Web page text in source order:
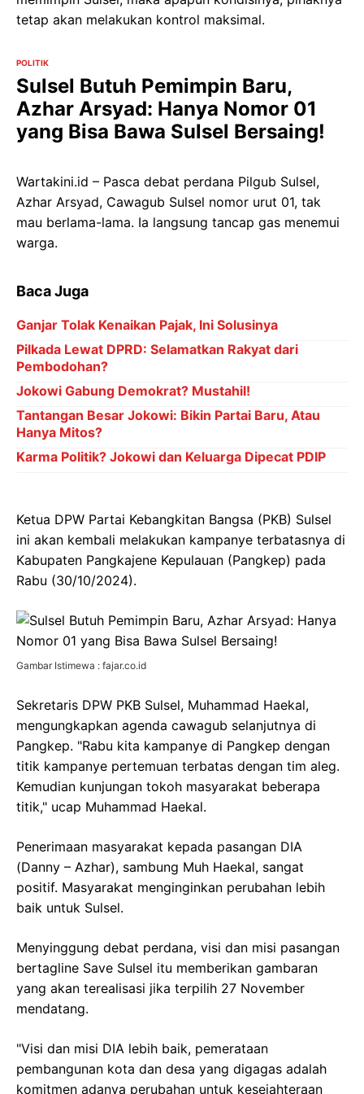
tetap akan melakukan kontrol maksimal.
POLITIK
Sulsel Butuh Pemimpin Baru,
Azhar Arsyad: Hanya Nomor 01
yang Bisa Bawa Sulsel Bersaing!
Wartakini.id – Pasca debat perdana Pilgub Sulsel,
Azhar Arsyad, Cawagub Sulsel nomor urut 01, tak
mau berlama-lama. Ia langsung tancap gas menemui
warga.
Baca Juga
Ganjar Tolak Kenaikan Pajak, Ini Solusinya
Pilkada Lewat DPRD: Selamatkan Rakyat dari
Pembodohan?
Jokowi Gabung Demokrat? Mustahil!
Tantangan Besar Jokowi: Bikin Partai Baru, Atau
Hanya Mitos?
Karma Politik? Jokowi dan Keluarga Dipecat PDIP
Ketua DPW Partai Kebangkitan Bangsa (PKB) Sulsel
ini akan kembali melakukan kampanye terbatasnya di
Kabupaten Pangkajene Kepulauan (Pangkep) pada
Rabu (30/10/2024).
Gambar Istimewa : fajar.co.id
Sekretaris DPW PKB Sulsel, Muhammad Haekal,
mengungkapkan agenda cawagub selanjutnya di
Pangkep. "Rabu kita kampanye di Pangkep dengan
titik kampanye pertemuan terbatas dengan tim aleg.
Kemudian kunjungan tokoh masyarakat beberapa
titik," ucap Muhammad Haekal.
Penerimaan masyarakat kepada pasangan DIA
(Danny – Azhar), sambung Muh Haekal, sangat
positif. Masyarakat menginginkan perubahan lebih
baik untuk Sulsel.
Menyinggung debat perdana, visi dan misi pasangan
bertagline Save Sulsel itu memberikan gambaran
yang akan terealisasi jika terpilih 27 November
mendatang.
"Visi dan misi DIA lebih baik, pemerataan
pembangunan kota dan desa yang digagas adalah
komitmen adanya perubahan untuk kesejahteraan